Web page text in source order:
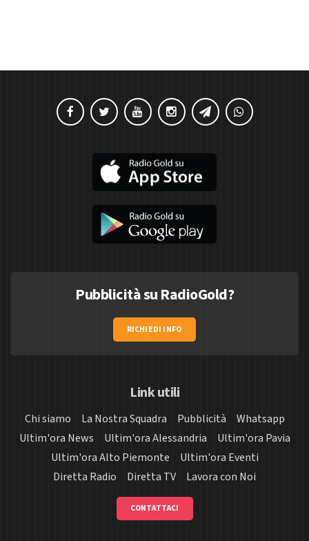
Pubblicità su RadioGold?
RICHIEDI INFO
Link utili
Chi siamo La Nostra Squadra Pubblicità
Whatsapp
Ultim'ora News
Ultim'ora Alessandria
Ultim'ora Pavia
Ultim'ora Alto Piemonte
Ultim'ora Eventi
Diretta Radio
Diretta TV Lavora con Noi
CONTATTACI